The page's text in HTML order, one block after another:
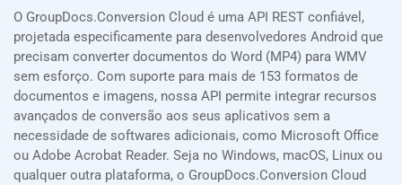
O GroupDocs.Conversion Cloud é uma API REST confiável,
projetada especificamente para desenvolvedores Android que
precisam converter documentos do Word (MP4) para WMV
sem esforço. Com suporte para mais de 153 formatos de
documentos e imagens, nossa API permite integrar recursos
avançados de conversão aos seus aplicativos sem a
necessidade de softwares adicionais, como Microsoft Office
ou Adobe Acrobat Reader. Seja no Windows, macOS, Linux ou
qualquer outra plataforma, o GroupDocs.Conversion Cloud